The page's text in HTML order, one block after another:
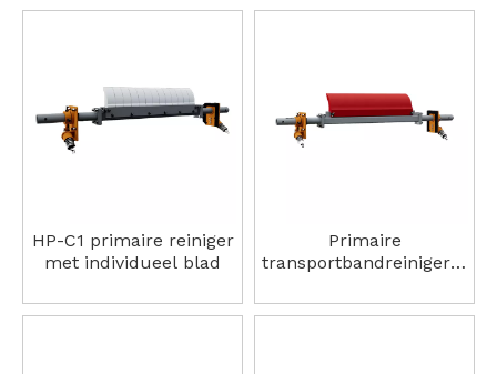
HP-C1 primaire reiniger
met individueel blad
Primaire
transportbandreiniger –
duurzaam, eenvoudig